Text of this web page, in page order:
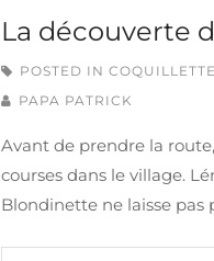
La découverte
POSTED IN COQUILLETTE
PAPA PATRICK
Avant de prendre la
courses dans le village.
Blondinette ne laisse pas